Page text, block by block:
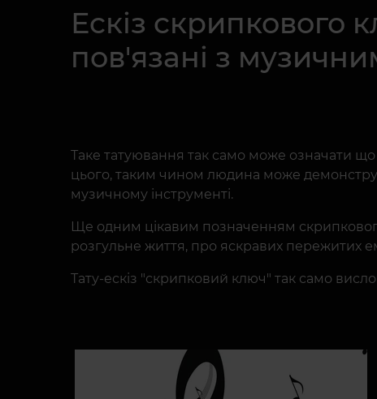
Ескіз скрипкового
пов'язані з
Таке татуювання так само може означати
цього, таким чином людина може
музичному інструменті.
Ще одним цікавим позначенням
розгульне життя, про яскравих пережитих
Тату-ескіз "скрипковий ключ" так само